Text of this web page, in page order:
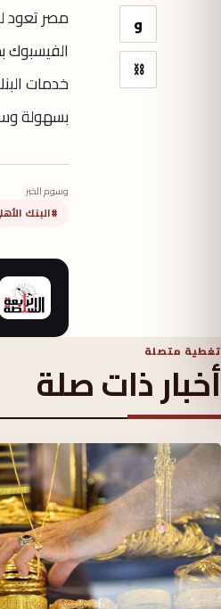
و
⛓
مصر تعود
خدمات
بسهولة
وسوم الخبر
#البنك
تغطية متصلة
أخبار ذات صلة